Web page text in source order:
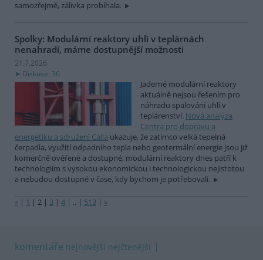
samozřejmě, zálivka probíhala.
Spolky: Modulární reaktory uhlí v teplárnách
nenahradí, máme dostupnější možnosti
21.7.2026
Diskuse: 36
Jaderné modulární reaktory
aktuálně nejsou řešením pro
náhradu spalování uhlí v
teplárenství. Nová analýza
Centra pro dopravu a
energetiku a sdružení Calla ukazuje, že zatímco velká tepelná
čerpadla, využití odpadního tepla nebo geotermální energie jsou již
komerčně ověřené a dostupné, modulární reaktory dnes patří k
technologiím s vysokou ekonomickou i technologickou nejistotou
a nebudou dostupné v čase, kdy bychom je potřebovali.
« | 1 | 2 | 3 | 4 | .. | 513 | »
komentáře nejnovější nejčtenější